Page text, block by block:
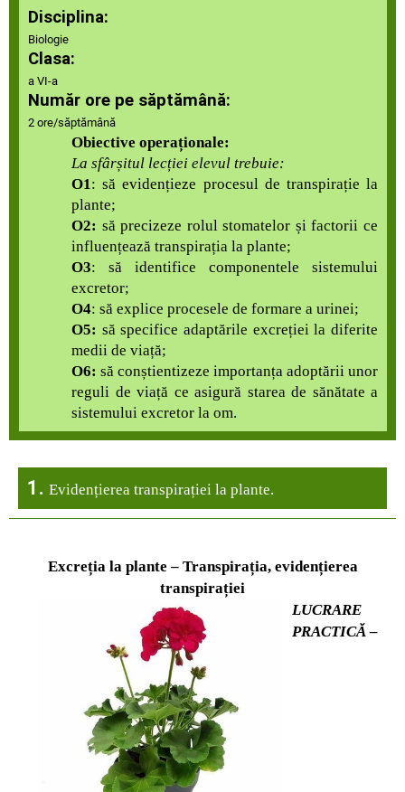
Disciplina:
Biologie
Clasa:
a VI-a
Număr ore pe săptămână:
2 ore/săptămână
Obiective operaționale:
La sfârșitul lecției elevul trebuie:
O1: să evidențieze procesul de transpirație la
plante;
O2: să precizeze rolul stomatelor și factorii ce
influențează transpirația la plante;
O3: să identifice componentele sistemului
excretor;
O4: să explice procesele de formare a urinei;
O5: să specifice adaptările excreției la diferite
medii de viață;
O6: să conștientizeze importanța adoptării unor
reguli de viață ce asigură starea de sănătate a
sistemului excretor la om.
1. Evidențierea transpirației la plante.
Excreția la plante – Transpirația, evidențierea
transpirației
LUCRARE
PRACTICĂ –